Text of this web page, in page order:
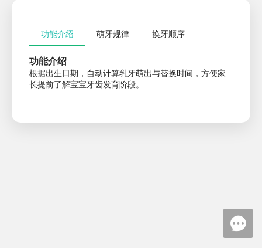
功能介绍 萌牙规律 换牙顺序
功能介绍
根据出生日期，自动计算乳牙萌出与替换时间，方便家
长提前了解宝宝牙齿发育阶段。